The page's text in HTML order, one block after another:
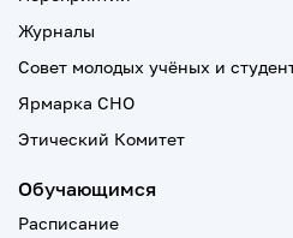
Журналы
Совет молодых учёных и
Ярмарка СНО
Этический Комитет
Обучающимся
Расписание